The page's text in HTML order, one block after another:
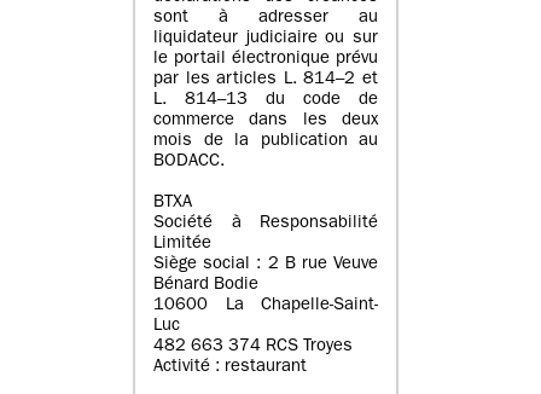
sont à adresser au
liquidateur judiciaire ou sur
le portail électronique prévu
par les articles L. 814–2 et
L. 814–13 du code de
commerce dans les deux
mois de la publication au
BODACC.
BTXA
Société à Responsabilité
Limitée
Siège social : 2 B rue Veuve
Bénard Bodie
10600 La Chapelle-Saint-
Luc
482 663 374 RCS Troyes
Activité : restaurant